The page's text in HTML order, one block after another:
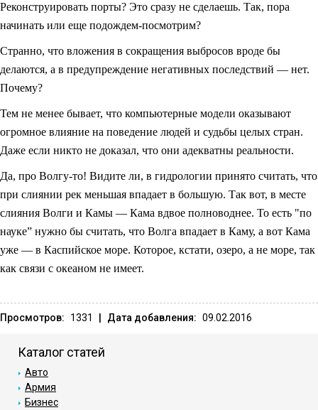
Реконструировать порты? Это сразу не сделаешь. Так, пора
начинать или еще подождем-посмотрим?
Странно, что вложения в сокращения выбросов вроде бы
делаются, а в предупреждение негативных последствий — нет.
Почему?
Тем не менее бывает, что компьютерные модели оказывают
огромное влияние на поведение людей и судьбы целых стран.
Даже если никто не доказал, что они адекватны реальности.
Да, про Волгу-то! Видите ли, в гидрологии принято считать, что
при слиянии рек меньшая впадает в большую. Так вот, в месте
слияния Волги и Камы — Кама вдвое полноводнее. То есть "по
науке” нужно бы считать, что Волга впадает в Каму, а вот Кама
уже — в Каспийское море. Которое, кстати, озеро, а не море, так
как связи с океаном не имеет.
Просмотров: 1331 Дата добавления: 09.02.2016
Каталог статей
Авто
Армия
Бизнес